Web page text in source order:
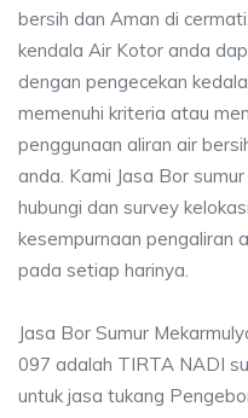
bersih dan Aman di
kendala Air Kotor anda
dengan pengecekan
memenuhi kriteria atau
penggunaan aliran air
anda. Kami Jasa Bor
hubungi dan survey
kesempurnaan pengaliran
pada setiap harinya.
Jasa Bor Sumur
097 adalah TIRTA NADI
untuk jasa tukang